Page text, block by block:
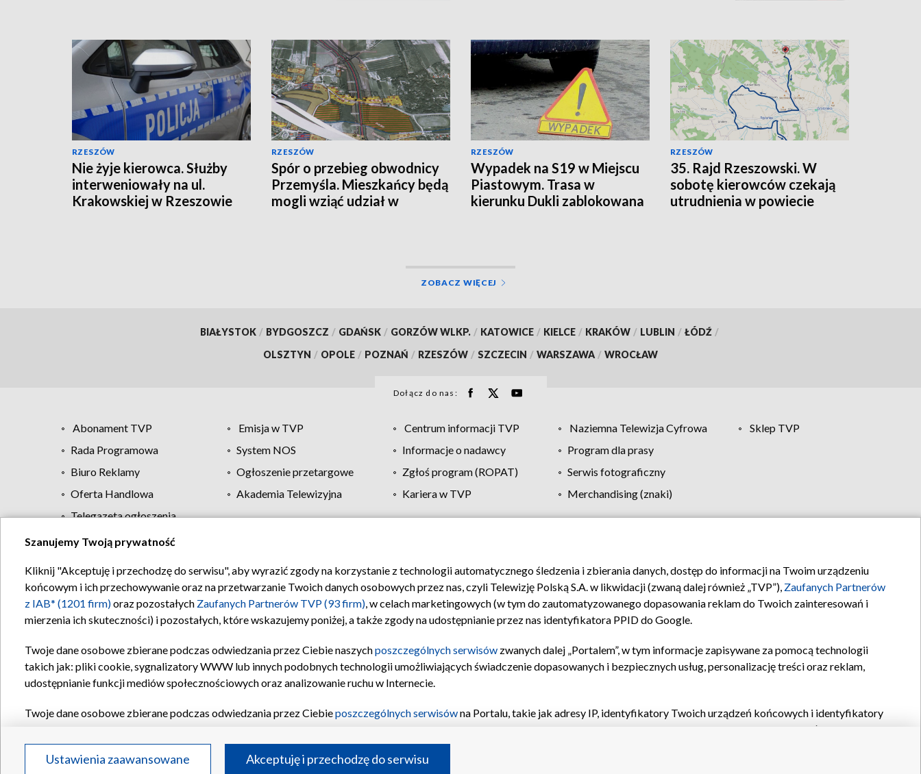
RZESZÓW
Nie żyje kierowca. Służby
interweniowały na ul.
Krakowskiej w Rzeszowie
RZESZÓW
Spór o przebieg obwodnicy
Przemyśla. Mieszkańcy będą
mogli wziąć udział w
RZESZÓW
Wypadek na S19 w Miejscu
Piastowym. Trasa w
kierunku Dukli zablokowana
RZESZÓW
35. Rajd Rzeszowski. W
sobotę kierowców czekają
utrudnienia w powiecie
ZOBACZ WIĘCEJ
BIAŁYSTOK / BYDGOSZCZ / GDAŃSK / GORZÓW WLKP. / KATOWICE / KIELCE / KRAKÓW / LUBLIN / ŁÓDŹ /
OLSZTYN / OPOLE / POZNAŃ / RZESZÓW / SZCZECIN / WARSZAWA / WROCŁAW
Dołącz do nas:
Abonament TVP Emisja w TVP Centrum informacji TVP Naziemna Telewizja Cyfrowa
Sklep TVP
Rada Programowa
System NOS Informacje o nadawcy
Program dla prasy
Biuro Reklamy
Ogłoszenie przetargowe Zgłoś program (ROPAT)
Serwis fotograficzny
Oferta Handlowa
Akademia Telewizyjna Kariera w TVP
Merchandising (znaki)
Telegazeta ogłoszenia
Regulamin TVP Polityka prywatności Moje zgody Pomoc Biuro reklamy Kontakt
Szanujemy Twoją prywatność
Kliknij "Akceptuję i przechodzę do serwisu", aby wyrazić zgody na korzystanie z technologii automatycznego śledzenia i zbierania danych, dostęp do informacji na Twoim urządzeniu
końcowym i ich przechowywanie oraz na przetwarzanie Twoich danych osobowych przez nas, czyli Telewizję Polską S.A. w likwidacji (zwaną dalej również „TVP”), Zaufanych Partnerów
z IAB* (1201 firm)oraz pozostałych Zaufanych Partnerów TVP (93 firm), w celach marketingowych (w tym do zautomatyzowanego dopasowania reklam do Twoich zainteresowań i
mierzenia ich skuteczności) i pozostałych, które wskazujemy poniżej, a także zgody na udostępnianie przez nas identyfikatora PPID do Google.
Twoje dane osobowe zbierane podczas odwiedzania przez Ciebie naszychposzczególnych serwisów zwanych dalej „Portalem”, w tym informacje zapisywane za pomocą technologii
takich jak: pliki cookie, sygnalizatory WWW lub innych podobnych technologii umożliwiających świadczenie dopasowanych i bezpiecznych usług, personalizację treści oraz reklam,
udostępnianie funkcji mediów społecznościowych oraz analizowanie ruchu w Internecie.
Twoje dane osobowe zbierane podczas odwiedzania przez Ciebieposzczególnych serwisówna Portalu, takie jak adresy IP, identyfikatory Twoich urządzeń końcowych i identyfikatory
oraz pozostałych
Partnerów TVPdla realizacji następujących celów i funkcji: przechowywania informacji na urządzeniu lub dostęp do nich, wyboru podstawowych reklam, wyboru spersonalizowanych
reklam, tworzenia profilu spersonalizowanych reklam, tworzenia profilu spersonalizowanych treści, wyboru spersonalizowanych treści, pomiaru wydajności reklam, pomiaru wydajności
Ustawienia zaawansowane Akceptuję i przechodzę do serwisu